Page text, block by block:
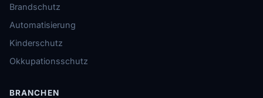
Brandschutz
Automatisierung
Kinderschutz
Okkupationsschutz
BRANCHEN